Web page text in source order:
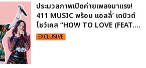
ประมวลภาพเปิดค่ายเพลงมาแรง!
411 MUSIC พร้อม แอลลี่’ เดบิวต์
โชว์เคส “HOW TO LOVE (FEAT....
EXCLUSIVE